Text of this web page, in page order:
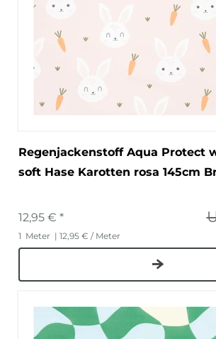
Regenjackenstoff Aqua Protect
soft Hase Karotten rosa 145cm
12,95 € *
1 Meter | 12,95 € / Meter